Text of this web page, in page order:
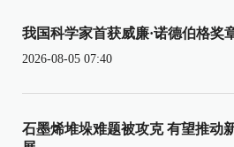
我国科学家首获威廉·诺德伯格奖
2026-08-05 07:40
石墨烯堆垛难题被攻克 有望推动